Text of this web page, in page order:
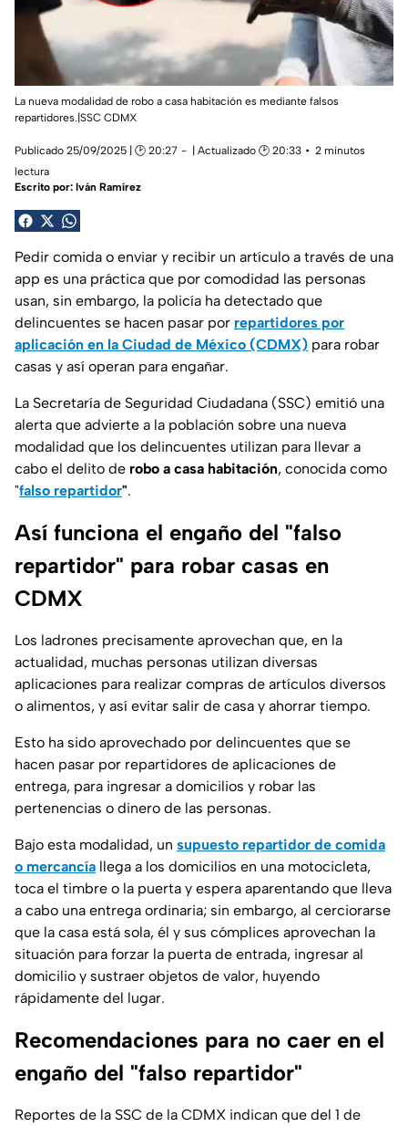
La nueva modalidad de robo a casa habitación es mediante falsos
repartidores.|SSC CDMX
Publicado 25/09/2025 | 🕑 20:27 | Actualizado 🕑 20:33
2 minutos
lectura
Escrito por: Iván Ramírez
Pedir comida o enviar y recibir un artículo a través de una
app es una práctica que por comodidad las personas
usan, sin embargo, la policía ha detectado que
delincuentes se hacen pasar por repartidores por
aplicación en la Ciudad de México (CDMX) para robar
casas y así operan para engañar.
La Secretaría de Seguridad Ciudadana (SSC) emitió una
alerta que advierte a la población sobre una nueva
modalidad que los delincuentes utilizan para llevar a
cabo el delito de robo a casa habitación, conocida como
"falso repartidor".
Así funciona el engaño del "falso
repartidor" para robar casas en
CDMX
Los ladrones precisamente aprovechan que, en la
actualidad, muchas personas utilizan diversas
aplicaciones para realizar compras de artículos diversos
o alimentos, y así evitar salir de casa y ahorrar tiempo.
Esto ha sido aprovechado por delincuentes que se
hacen pasar por repartidores de aplicaciones de
entrega, para ingresar a domicilios y robar las
pertenencias o dinero de las personas.
Bajo esta modalidad, un supuesto repartidor de comida
o mercancía llega a los domicilios en una motocicleta,
toca el timbre o la puerta y espera aparentando que lleva
a cabo una entrega ordinaria; sin embargo, al cerciorarse
que la casa está sola, él y sus cómplices aprovechan la
situación para forzar la puerta de entrada, ingresar al
domicilio y sustraer objetos de valor, huyendo
rápidamente del lugar.
Recomendaciones para no caer en el
engaño del "falso repartidor"
Reportes de la SSC de la CDMX indican que del 1 de